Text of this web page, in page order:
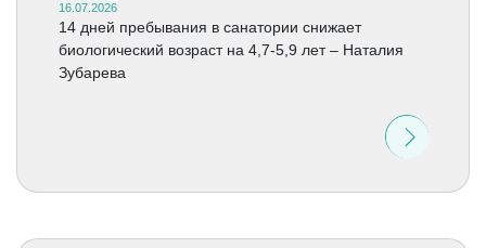
16.07.2026
14 дней пребывания в санатории снижает
биологический возраст на 4,7-5,9 лет – Наталия
Зубарева